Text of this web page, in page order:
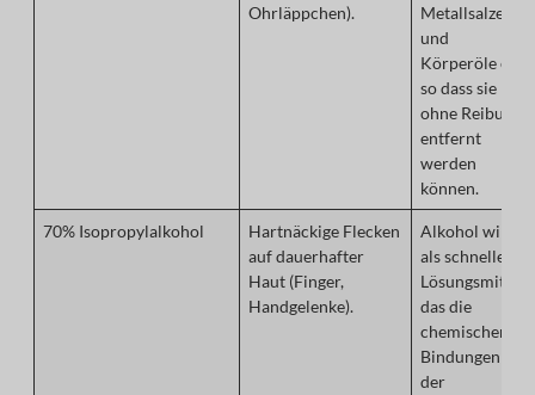
Ohrläppchen).
Metallsalze
und
Körperöle ein,
so dass sie
ohne Reibung
entfernt
werden
können.
70% Isopropylalkohol
Hartnäckige Flecken
auf dauerhafter
Haut (Finger,
Handgelenke).
Alkohol wirkt
als schnelles
Lösungsmittel,
das die
chemischen
Bindungen
der